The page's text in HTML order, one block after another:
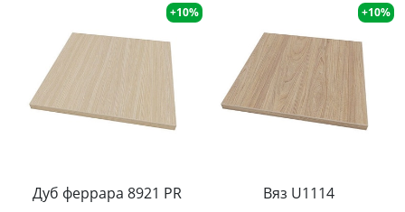
+10%
Дуб феррара 8921 PR
+10%
Вяз U1114